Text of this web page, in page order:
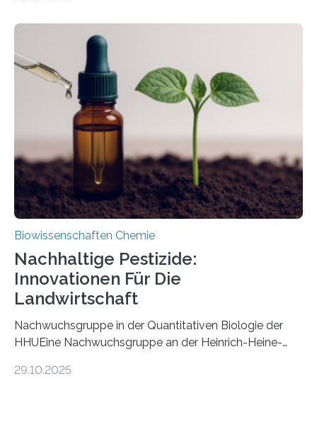
Region Kachin in Myanmar und hat sich in
ausgezeichnetem Zustand erhalten. Es konnte als neue
Art einer neuen Gattung beschrieben werden und trägt
nun den Namen Cretosabethes primaevus. Dieser erste
fossile Nachweis einer Stechmückenlarve in Bernstein
stellt gleichzeitig den ersten Fossilfund einer
Mückenlarve aus dem Mesozoikum dar, denn…
Biowissenschaften Chemie
Nachhaltige Pestizide:
Innovationen Für Die
Landwirtschaft
Nachwuchsgruppe in der Quantitativen Biologie der
HHUEine Nachwuchsgruppe an der Heinrich-Heine-
fünf Jahren erforschen, wie Bakterien auf
29.10.2025